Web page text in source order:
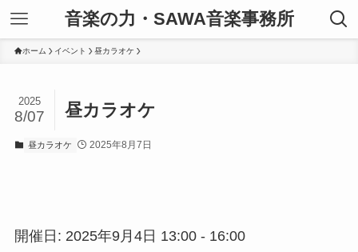
音楽の力・SAWA音楽事務所
ホーム イベント 昼カラオケ
昼カラオケ
2025
8/07
昼カラオケ 2025年8月7日
開催日: 2025年9月4日 13:00 - 16:00